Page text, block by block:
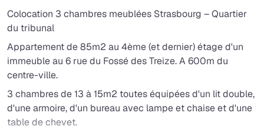
Colocation 3 chambres meublées Strasbourg – Quartier
du tribunal
Appartement de 85m2 au 4ème (et dernier) étage d'un
immeuble au 6 rue du Fossé des Treize. A 600m du
centre-ville.
3 chambres de 13 à 15m2 toutes équipées d'un lit double,
d'une armoire, d'un bureau avec lampe et chaise et d'une
table de chevet.